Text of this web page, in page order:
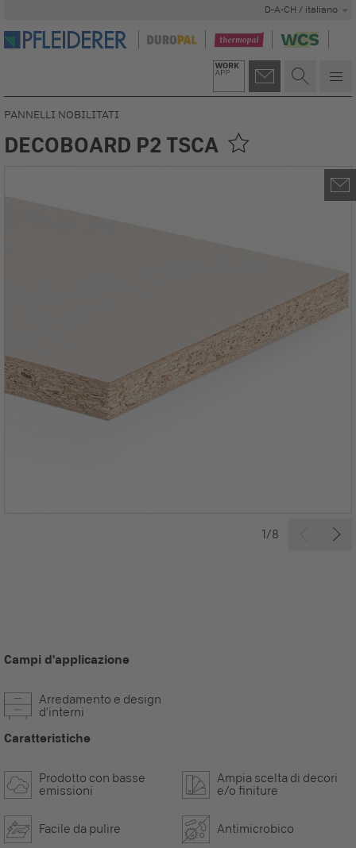
D-A-CH / italiano
1/8
PANNELLI NOBILITATI
DECOBOARD P2 TSCA
Campi d'applicazione
Arredamento e design
d’interni
Caratteristiche
Prodotto con basse
emissioni
Ampia scelta di decori
e/o finiture
Facile da pulire Antimicrobico